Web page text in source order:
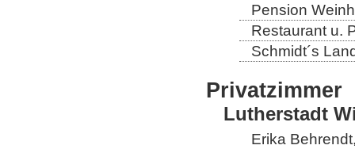
Pension
Restaurant u.
Schmidt´s
Privatzimmer
Lutherstadt
Erika